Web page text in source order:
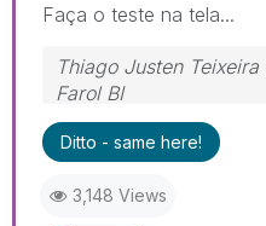
Faça o teste na tela...
Thiago Justen Teixeira
Farol BI
WhatsApp: 24 98152-
Skype: justen.thiago
Ditto - same here!
3,148 Views